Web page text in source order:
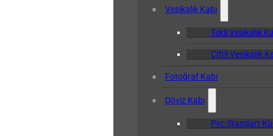
Vesikalık Kabı
Tekli Vesikalık
Çiftli Vesikalık
Fotoğraf Kabı
Döviz Kabı
Pvc Standart